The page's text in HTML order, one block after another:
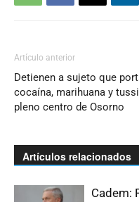
Artículo anterior
Detienen a sujeto que
cocaína, marihuana y
pleno centro de Osorno
Artículos relacionados
Cadem: